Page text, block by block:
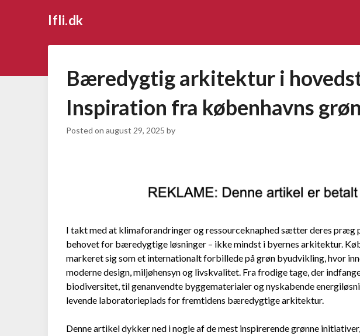
Ifli.dk
Bæredygtig arkitektur i
Inspiration fra københavns
Posted onaugust 29, 2025 by
I takt med at klimaforandringer og ressourceknaphed sætter deres præg
behovet for bæredygtige løsninger – ikke mindst i byernes arkitektur.
markeret sig som et internationalt forbillede på grøn byudvikling, hvor
moderne design, miljøhensyn og livskvalitet. Fra frodige tage, der
biodiversitet, til genanvendte byggematerialer og nyskabende
levende laboratorieplads for fremtidens bæredygtige arkitektur.
Denne artikel dykker ned i nogle af de mest inspirerende grønne